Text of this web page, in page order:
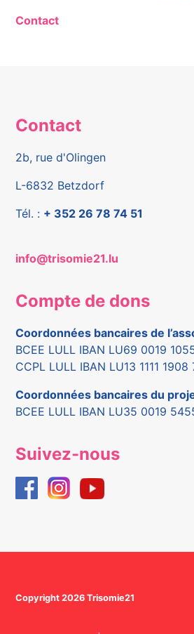
Contact
Contact
2b, rue d'Olingen
L-6832 Betzdorf
Tél. : + 352 26 78 74 51
info@trisomie21.lu
Compte de dons
Coordonnées bancaires de
BCEE LULL IBAN LU69 0019
CCPL LULL IBAN LU13 1111
Coordonnées bancaires du
BCEE LULL IBAN LU35 0019
Suivez-nous
Copyright 2026 Trisomie21